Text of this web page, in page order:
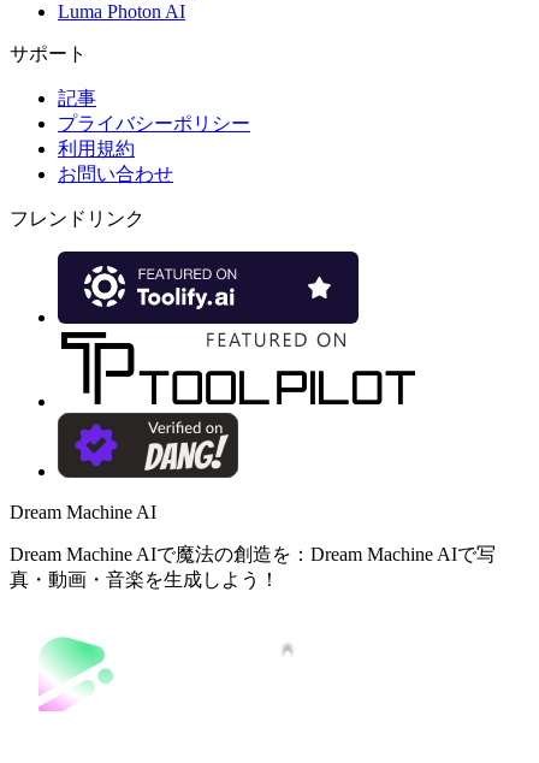
Luma Photon AI
サポート
記事
プライバシーポリシー
利用規約
お問い合わせ
フレンドリンク
Dream Machine AI
Dream Machine AIで魔法の創造を：Dream Machine AIで写
真・動画・音楽を生成しよう！